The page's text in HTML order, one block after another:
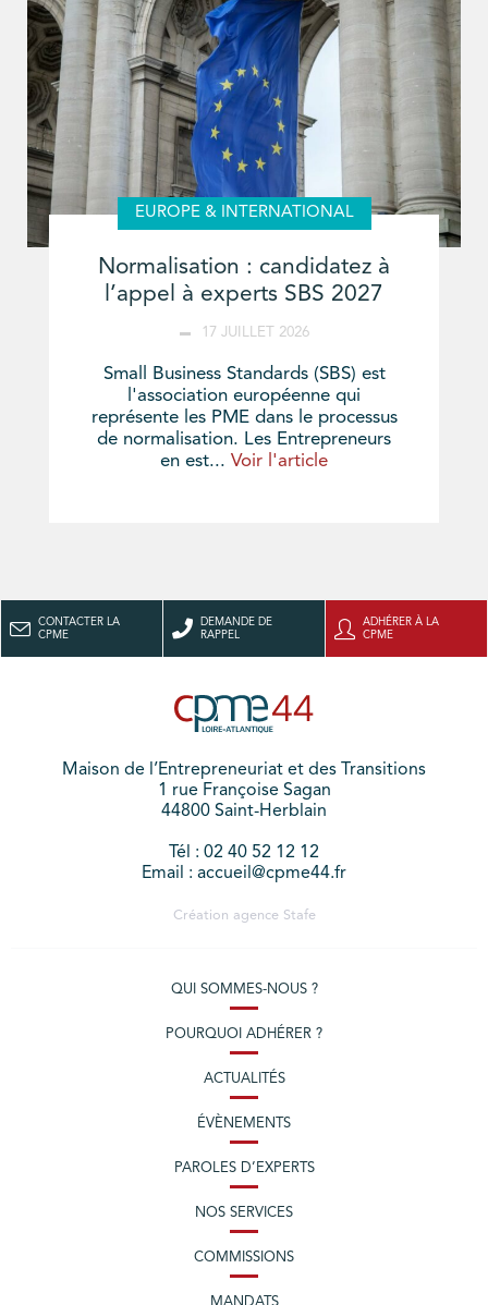
EUROPE & INTERNATIONAL
Normalisation : candidatez à
l’appel à experts SBS 2027
17 JUILLET 2026
Small Business Standards (SBS) est
l'association européenne qui
représente les PME dans le processus
de normalisation. Les Entrepreneurs
en est... Voir l'article
CONTACTER LA
CPME
DEMANDE DE
RAPPEL
ADHÉRER À LA
CPME
Maison de l’Entrepreneuriat et des Transitions
1 rue Françoise Sagan
44800 Saint-Herblain
Tél : 02 40 52 12 12
Email : accueil@cpme44.fr
Création agence Stafe
QUI SOMMES-NOUS ?
POURQUOI ADHÉRER ?
ACTUALITÉS
ÉVÈNEMENTS
PAROLES D’EXPERTS
NOS SERVICES
COMMISSIONS
MANDATS